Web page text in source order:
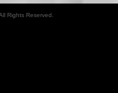
Rights Reserved.